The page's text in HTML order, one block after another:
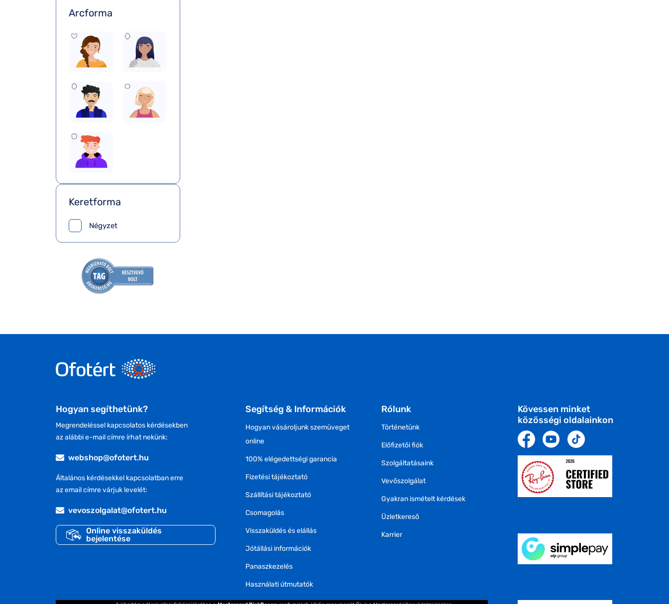
Keretforma
Négyzet
Arcforma
Hogyan segíthetünk?
Megrendeléssel kapcsolatos kérdésekben
az alábbi e-mail címre írhat nekünk:
webshop@ofotert.hu
Általános kérdésekkel kapcsolatban erre
az email címre várjuk levelét:
vevoszolgalat@ofotert.hu
Online visszaküldés
bejelentése
Segítség & Információk
Hogyan vásároljunk szemüveget
online
100% elégedettségi garancia
Fizetési tájékoztató
Szállítási tájékoztató
Csomagolás
Visszaküldés és elállás
Jótállási információk
Panaszkezelés
Használati útmutatók
Rólunk
Történetünk
Előfizetői fiók
Szolgáltatásaink
Vevőszolgálat
Gyakran ismételt kérdések
Üzletkereső
Karrier
Kövessen minket
közösségi oldalainkon